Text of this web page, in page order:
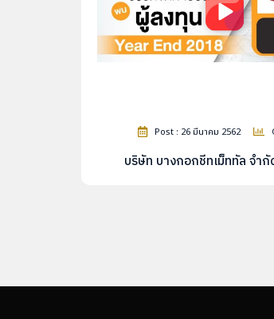
Post : 26 มีนาคม 2562
บริษัท บางกอกชีทเม็ททัล จำ